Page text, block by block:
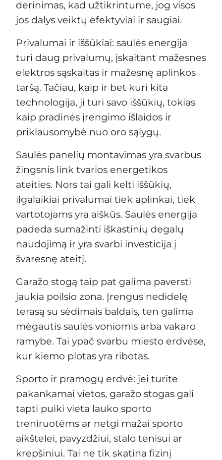
derinimas, kad užtikrintume, jog visos
jos dalys veiktų efektyviai ir saugiai.
Privalumai ir iššūkiai: saulės energija
turi daug privalumų, įskaitant mažesnes
elektros sąskaitas ir mažesnę aplinkos
taršą. Tačiau, kaip ir bet kuri kita
technologija, ji turi savo iššūkių, tokias
kaip pradinės įrengimo išlaidos ir
priklausomybė nuo oro sąlygų.
Saulės panelių montavimas yra svarbus
žingsnis link tvarios energetikos
ateities. Nors tai gali kelti iššūkių,
ilgalaikiai privalumai tiek aplinkai, tiek
vartotojams yra aiškūs. Saulės energija
padeda sumažinti iškastinių degalų
naudojimą ir yra svarbi investicija į
švaresnę ateitį.
Garažo stogą taip pat galima paversti
jaukia poilsio zona. Įrengus nedidelę
terasą su sėdimais baldais, ten galima
mėgautis saulės voniomis arba vakaro
ramybe. Tai ypač svarbu miesto erdvėse,
kur kiemo plotas yra ribotas.
Sporto ir pramogų erdvė: jei turite
pakankamai vietos, garažo stogas gali
tapti puiki vieta lauko sporto
treniruotėms ar netgi mažai sporto
aikštelei, pavyzdžiui, stalo tenisui ar
krepšiniui. Tai ne tik skatina fizinį